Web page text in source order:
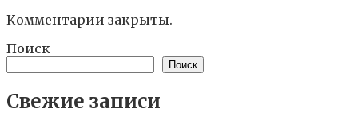
Комментарии закрыты.
Поиск
Поиск
Свежие записи